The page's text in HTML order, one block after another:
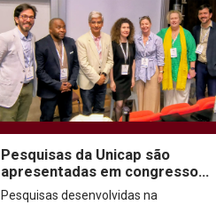
Pesquisas da Unicap são
apresentadas em congresso
de Comunicação na Irlanda
Pesquisas desenvolvidas na